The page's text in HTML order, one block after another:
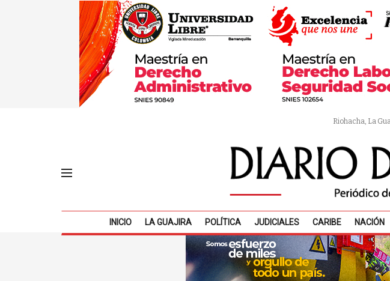
Riohacha, La
INICIO LA GUAJIRA POLÍTICA JUDICIALES CARIBE NACIÓN